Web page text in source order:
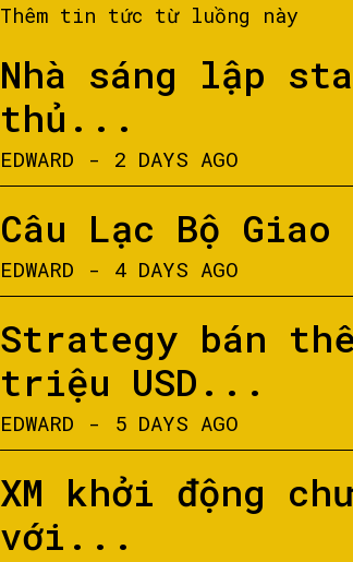
Thêm tin tức từ luồng này
Nhà sáng lập
thủ...
EDWARD - 2 DAYS AGO
Câu Lạc Bộ
EDWARD - 4 DAYS AGO
Strategy bán
triệu USD...
EDWARD - 5 DAYS AGO
XM khởi động
với...